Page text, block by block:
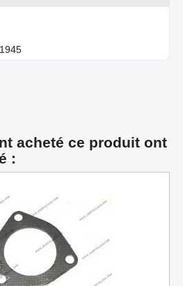
acheté ce produit ont
: